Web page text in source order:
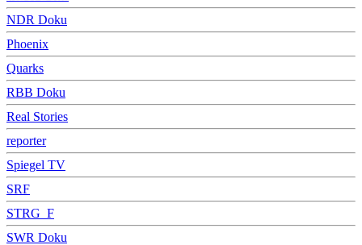
NDR Doku
Phoenix
Quarks
RBB Doku
Real Stories
reporter
Spiegel TV
SRF
STRG_F
SWR Doku